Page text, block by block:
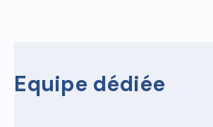
Equipe dédiée